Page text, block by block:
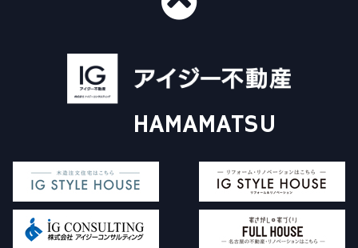
■免許番号
建設業許可 国土交通大臣許可（般-4）第20412号
宅地建物取引業 国土交通大臣（3）第8168号
アイジー不動産について
家探し+家づくり
価格査定・買取査定
施工事例
よくある質問
Instagram
コラム
査定依頼フォーム
お問い合わせ
HAMAMATSU